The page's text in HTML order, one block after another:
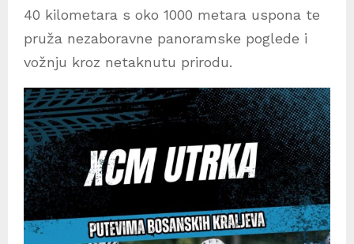
40 kilometara s oko 1000 metara uspona te
pruža nezaboravne panoramske poglede i
vožnju kroz netaknutu prirodu.